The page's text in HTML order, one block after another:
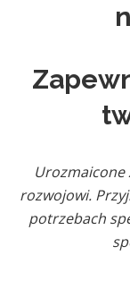
Urozmaicone
rozwojowi.
potrzebach